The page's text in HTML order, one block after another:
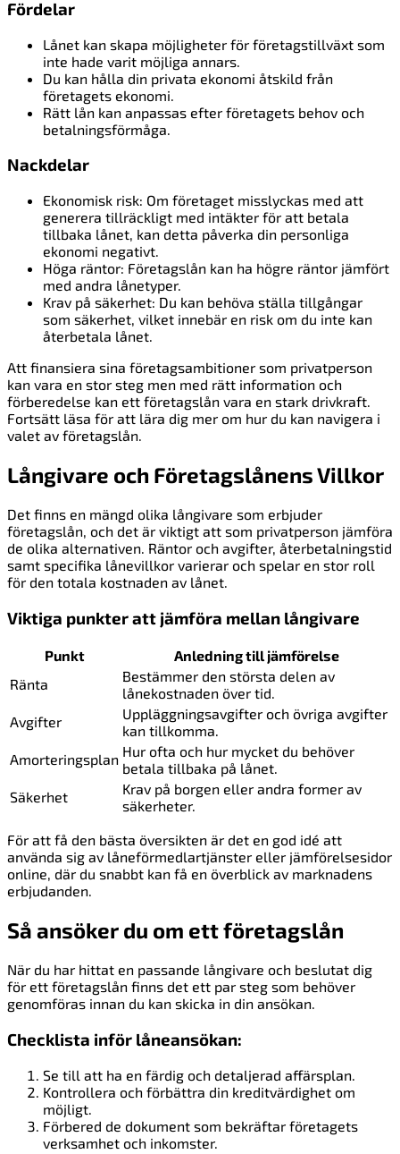
Fördelar
Lånet kan skapa möjligheter för företagstillväxt som
inte hade varit möjliga annars.
Du kan hålla din privata ekonomi åtskild från
företagets ekonomi.
Rätt lån kan anpassas efter företagets behov och
betalningsförmåga.
Nackdelar
Ekonomisk risk: Om företaget misslyckas med att
generera tillräckligt med intäkter för att betala
tillbaka lånet, kan detta påverka din personliga
ekonomi negativt.
Höga räntor: Företagslån kan ha högre räntor jämfört
med andra lånetyper.
Krav på säkerhet: Du kan behöva ställa tillgångar
som säkerhet, vilket innebär en risk om du inte kan
återbetala lånet.
Att finansiera sina företagsambitioner som privatperson
kan vara en stor steg men med rätt information och
förberedelse kan ett företagslån vara en stark drivkraft.
Fortsätt läsa för att lära dig mer om hur du kan navigera i
valet av företagslån.
Långivare och Företagslånens Villkor
Det finns en mängd olika långivare som erbjuder
företagslån, och det är viktigt att som privatperson jämföra
de olika alternativen. Räntor och avgifter, återbetalningstid
samt specifika lånevillkor varierar och spelar en stor roll
för den totala kostnaden av lånet.
Viktiga punkter att jämföra mellan långivare
Punkt
Anledning till jämförelse
Ränta
Bestämmer den största delen av
lånekostnaden över tid.
Avgifter
Uppläggningsavgifter och övriga avgifter
kan tillkomma.
Amorteringsplan Hur ofta och hur mycket du behöver
betala tillbaka på lånet.
Säkerhet
Krav på borgen eller andra former av
säkerheter.
För att få den bästa översikten är det en god idé att
använda sig av låneförmedlartjänster eller jämförelsesidor
online, där du snabbt kan få en överblick av marknadens
erbjudanden.
Så ansöker du om ett företagslån
När du har hittat en passande långivare och beslutat dig
för ett företagslån finns det ett par steg som behöver
genomföras innan du kan skicka in din ansökan.
Checklista inför låneansökan:
Se till att ha en färdig och detaljerad affärsplan.
Kontrollera och förbättra din kreditvärdighet om
möjligt.
Förbered de dokument som bekräftar företagets
verksamhet och inkomster.